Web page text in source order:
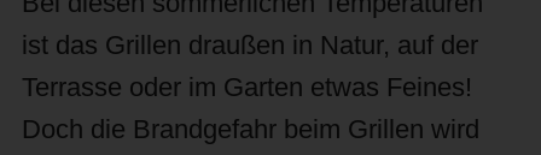
ist das Grillen draußen in Natur, auf der
Terrasse oder im Garten etwas Feines!
Doch die Brandgefahr beim Grillen wird